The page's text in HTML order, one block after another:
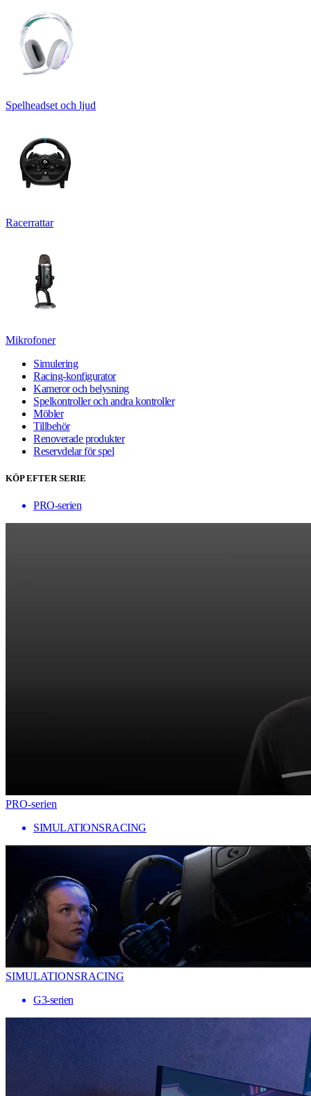
Spelheadset och ljud
Racerrattar
Mikrofoner
Simulering
Racing-konfigurator
Kameror och belysning
Spelkontroller och andra kontroller
Möbler
Tillbehör
Renoverade produkter
Reservdelar för spel
KÖP EFTER SERIE
PRO-serien
PRO-serien
SIMULATIONSRACING
SIMULATIONSRACING
G3-serien